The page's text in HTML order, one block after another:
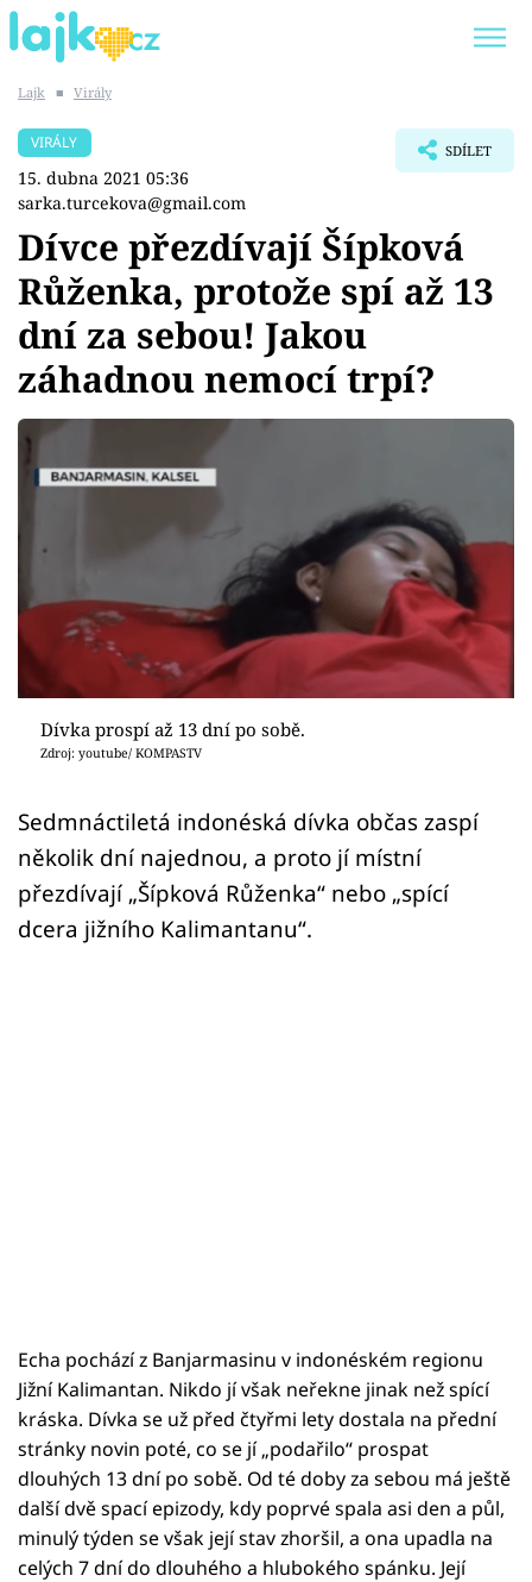
SHOPAHOLICADEL
Témata
Showbyznys
Youtubeři
Virály
Sex a vztahy
Videa
Sledujte prima+
Přihlášení
Sledujte nás
Lajk ■ Virály
VIRÁLY
15. dubna 2021 05:36
sarka.turcekova@gmail.com
SDÍLET
Dívce přezdívají Šípková
Růženka, protože spí až 13
dní za sebou! Jakou
záhadnou nemocí trpí?
Dívka prospí až 13 dní po sobě.
Zdroj: youtube/ KOMPASTV
Sedmnáctiletá indonéská dívka občas zaspí
několik dní najednou, a proto jí místní
přezdívají „Šípková Růženka“ nebo „spící
dcera jižního Kalimantanu“.
Echa pochází z Banjarmasinu v indonéském regionu
Jižní Kalimantan. Nikdo jí však neřekne jinak než spící
kráska. Dívka se už před čtyřmi lety dostala na přední
stránky novin poté, co se jí „podařilo“ prospat
dlouhých 13 dní po sobě. Od té doby za sebou má ještě
další dvě spací epizody, kdy poprvé spala asi den a půl,
minulý týden se však její stav zhoršil, a ona upadla na
celých 7 dní do dlouhého a hlubokého spánku. Její